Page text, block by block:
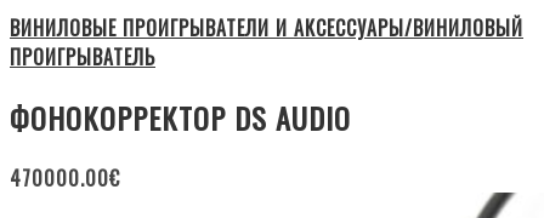
ВИНИЛОВЫЕ ПРОИГРЫВАТЕЛИ И АКСЕССУАРЫ/ВИНИЛОВЫЙ
ПРОИГРЫВАТЕЛЬ
ФОНОКОРРЕКТОР DS AUDIO
470000.00€